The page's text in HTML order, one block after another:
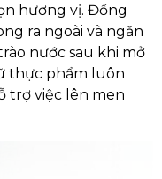
hương vị. Đồng
ra ngoài và ngăn
nước sau khi mở
thực phẩm luôn
trợ việc lên men